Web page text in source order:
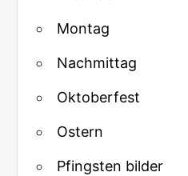
Montag
Nachmittag
Oktoberfest
Ostern
Pfingsten bilder